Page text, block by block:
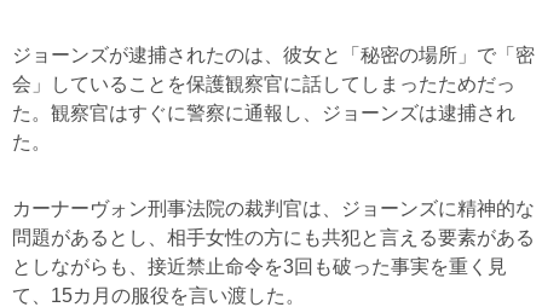
ジョーンズが逮捕されたのは、彼女と「秘密の場所」で「密
会」していることを保護観察官に話してしまったためだっ
た。観察官はすぐに警察に通報し、ジョーンズは逮捕され
た。
カーナーヴォン刑事法院の裁判官は、ジョーンズに精神的な
問題があるとし、相手女性の方にも共犯と言える要素がある
としながらも、接近禁止命令を3回も破った事実を重く見
て、15カ月の服役を言い渡した。